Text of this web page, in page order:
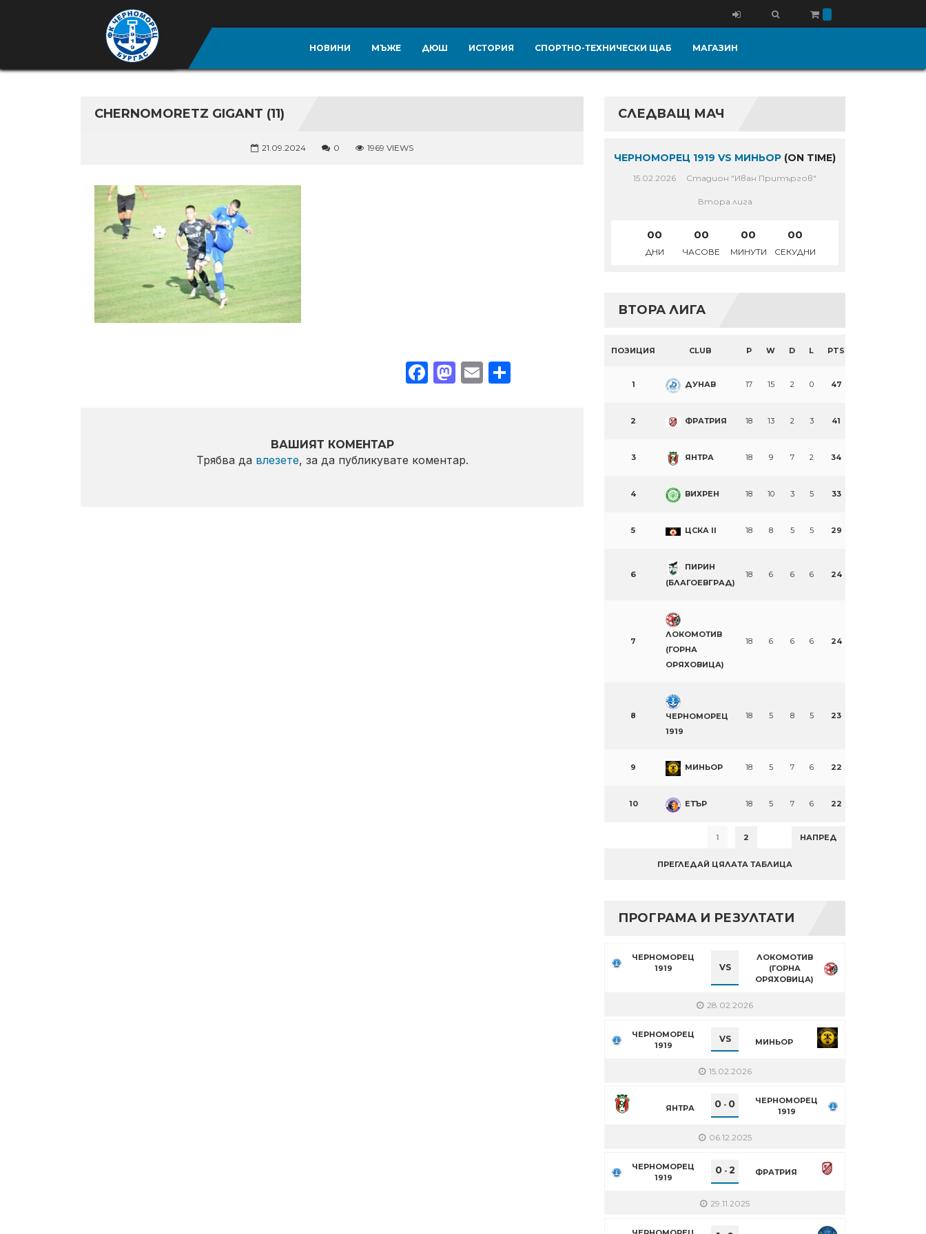
НОВИНИ МЪЖЕ ДЮШ ИСТОРИЯ СПОРТНО-ТЕХНИЧЕСКИ ЩАБ МАГАЗИН
CHERNOMORETZ GIGANT (11)
21.09.2024 0 1969 VIEWS
Facebook
Mastodon
EmailShare
ВАШИЯТ КОМЕНТАР
Трябва да влезете, за да публикувате коментар.
СЛЕДВАЩ МАЧ
ЧЕРНОМОРЕЦ 1919 VS МИНЬОР (ON TIME)
15.02.2026 Стадион "Иван Притъргов"
Втора лига
00
ДНИ
00
ЧАСОВЕ
00
МИНУТИ
00
СЕКУДНИ
ВТОРА ЛИГА
ПОЗИЦИЯ CLUB P W D L PTS
1 ДУНАВ 17 15 2 0 47
2 ФРАТРИЯ 18 13 2 3 41
3 ЯНТРА 18 9 7 2 34
4 ВИХРЕН 18 10 3 5 33
5 ЦСКА II 18 8 5 5 29
6
ПИРИН
(БЛАГОЕВГРАД)
18 6 6 6 24
7
ЛОКОМОТИВ
(ГОРНА
ОРЯХОВИЦА)
18 6 6 6 24
8
ЧЕРНОМОРЕЦ
1919
18 5 8 5 23
9 МИНЬОР 18 5 7 6 22
10 ЕТЪР 18 5 7 6 22
1 2 НАПРЕД
ПРЕГЛЕДАЙ ЦЯЛАТА ТАБЛИЦА
ПРОГРАМА И РЕЗУЛТАТИ
ЧЕРНОМОРЕЦ
1919
VS
ЛОКОМОТИВ
(ГОРНА
ОРЯХОВИЦА)
28.02.2026
ЧЕРНОМОРЕЦ
1919
VS МИНЬОР
15.02.2026
ЯНТРА 0 - 0
ЧЕРНОМОРЕЦ
1919
06.12.2025
ЧЕРНОМОРЕЦ
1919
0- 2 ФРАТРИЯ
29.11.2025